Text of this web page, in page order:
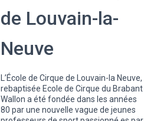
de Louvain-la-
Neuve
L’École de Cirque de Louvain-la Neuve,
rebaptisée Ecole de Cirque du Brabant
Wallon a été fondée dans les années
80 par une nouvelle vague de jeunes